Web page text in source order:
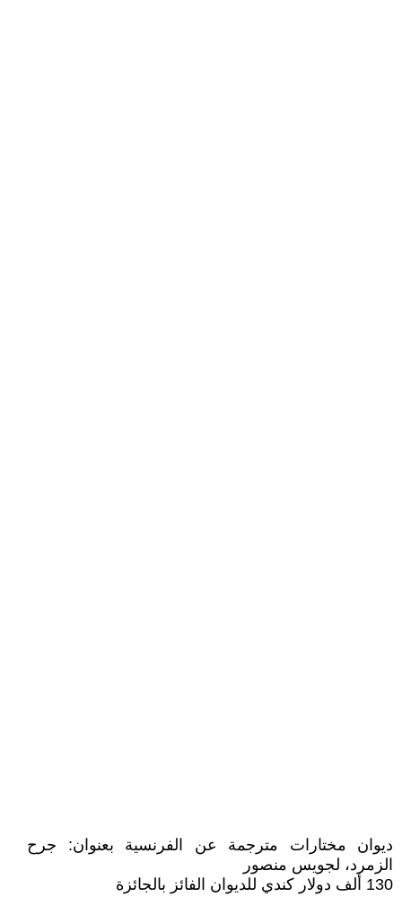
ديوان مختارات مترجمة عن الفرنسية بعنوان: جرح
الزمرد، لجويس منصور
130 ألف دولار كندي للديوان الفائز بالجائزة